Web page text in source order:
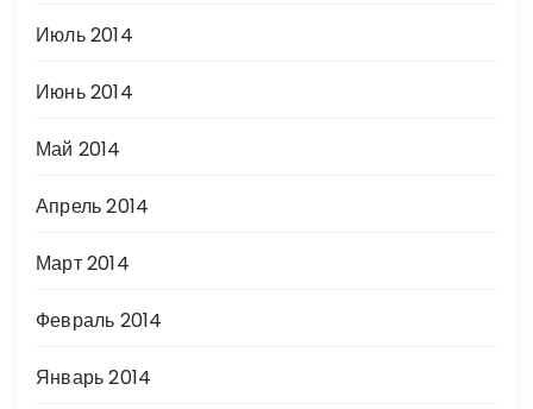
Июль 2014
Июнь 2014
Май 2014
Апрель 2014
Март 2014
Февраль 2014
Январь 2014